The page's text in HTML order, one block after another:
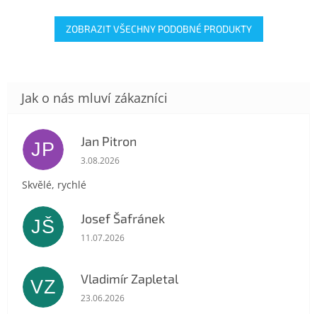
ZOBRAZIT VŠECHNY PODOBNÉ PRODUKTY
JP Jan Pitron
Hodnocení obchodu je 5 z 5 hvězdiček.
3.08.2026
Skvělé, rychlé
JŠ Josef Šafránek
Hodnocení obchodu je 5 z 5 hvězdiček.
11.07.2026
VZ Vladimír Zapletal
Hodnocení obchodu je 5 z 5 hvězdiček.
23.06.2026